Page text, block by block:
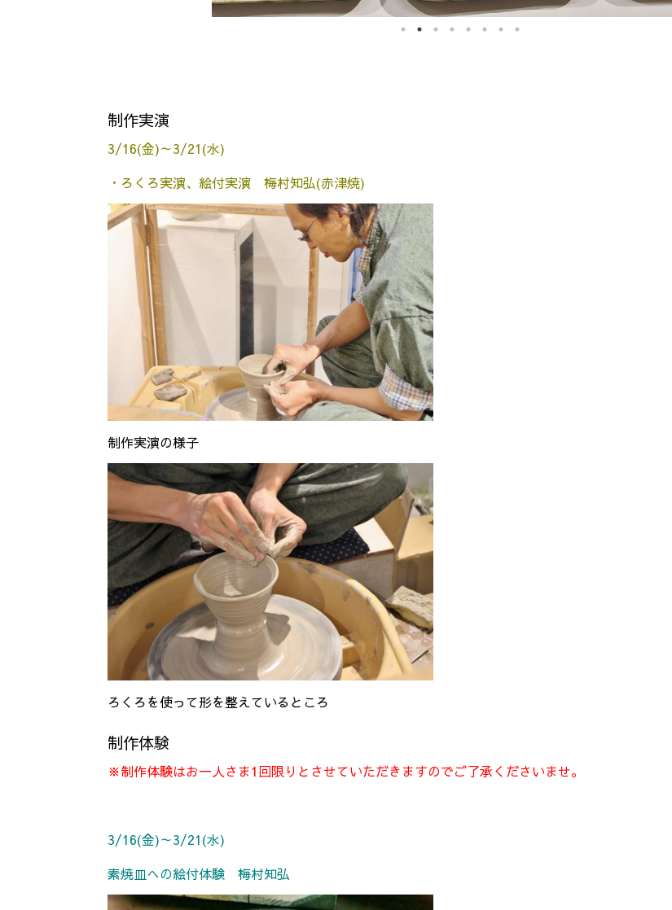
制作実演
3/16(金)～3/21(水)
・ろくろ実演、絵付実演 梅村知弘(赤津焼)
制作実演の様子
ろくろを使って形を整えているところ
制作体験
※制作体験はお一人さま1回限りとさせていただきますのでご了承くださいませ。
3/16(金)～3/21(水)
素焼皿への絵付体験 梅村知弘